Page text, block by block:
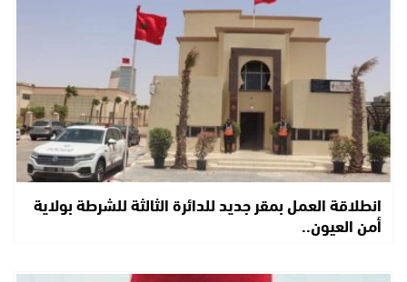
انطلاقة العمل بمقر جديد للدائرة الثالثة للشرطة بولاية
أمن العيون..